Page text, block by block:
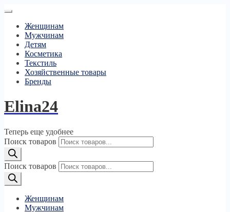
Женщинам
Мужчинам
Детям
Косметика
Текстиль
Хозяйственные товары
Бренды
Elina24
Теперь еще удобнее
Поиск товаров
Поиск товаров
Женщинам
Мужчинам